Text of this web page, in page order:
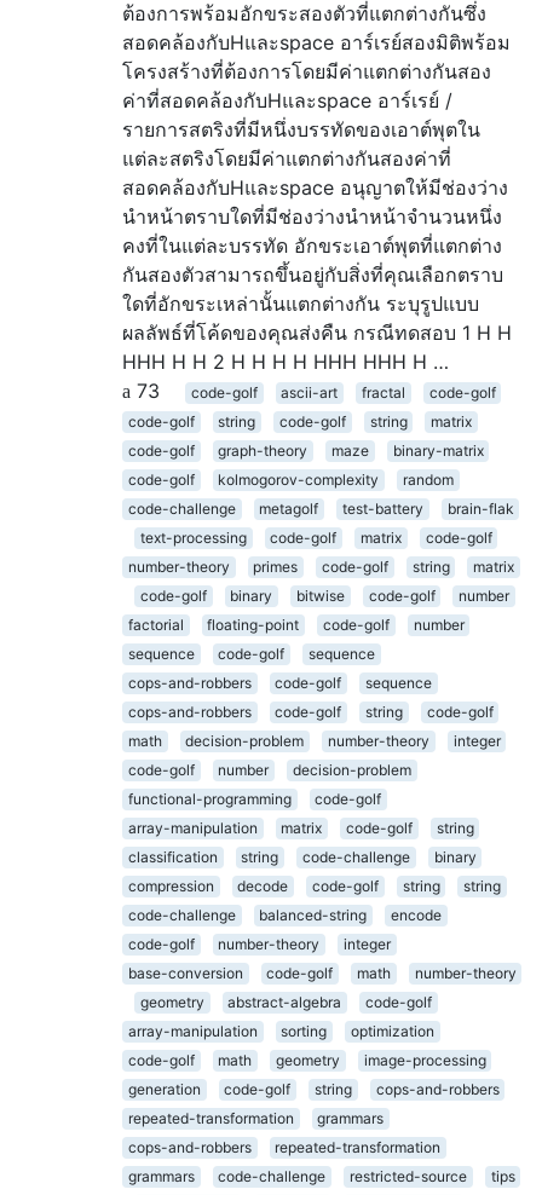
ต้องการพร้อมอักขระสองตัวที่แตกต่างกันซึ่ง
สอดคล้องกับHและspace อาร์เรย์สองมิติพร้อม
โครงสร้างที่ต้องการโดยมีค่าแตกต่างกันสอง
ค่าที่สอดคล้องกับHและspace อาร์เรย์ /
รายการสตริงที่มีหนึ่งบรรทัดของเอาต์พุตใน
แต่ละสตริงโดยมีค่าแตกต่างกันสองค่าที่
สอดคล้องกับHและspace อนุญาตให้มีช่องว่าง
นำหน้าตราบใดที่มีช่องว่างนำหน้าจำนวนหนึ่ง
คงที่ในแต่ละบรรทัด อักขระเอาต์พุตที่แตกต่าง
กันสองตัวสามารถขึ้นอยู่กับสิ่งที่คุณเลือกตราบ
ใดที่อักขระเหล่านั้นแตกต่างกัน ระบุรูปแบบ
ผลลัพธ์ที่โค้ดของคุณส่งคืน กรณีทดสอบ 1 H H
HHH H H 2 H H H H HHH HHH H …
73
code-golf ascii-art fractal
code-golf
code-golf
string code-golf string
matrix
code-golf
graph-theory maze
binary-matrix
code-golf
kolmogorov-complexity
random
code-challenge
metagolf test-battery
brain-flak
text-processing
code-golf matrix
code-golf
number-theory
primes code-golf string
matrix
code-golf
binary bitwise code-golf
number
factorial
floating-point code-golf
number
sequence
code-golf
sequence
cops-and-robbers
code-golf
sequence
cops-and-robbers
code-golf string
code-golf
math
decision-problem number-theory
integer
code-golf
number
decision-problem
functional-programming
code-golf
array-manipulation
matrix code-golf
string
classification
string code-challenge
binary
compression
decode code-golf string
string
code-challenge
balanced-string
encode
code-golf
number-theory
integer
base-conversion
code-golf math
number-theory
geometry
abstract-algebra
code-golf
array-manipulation
sorting
optimization
code-golf
math geometry
image-processing
generation
code-golf string
cops-and-robbers
repeated-transformation
grammars
cops-and-robbers
repeated-transformation
grammars
code-challenge restricted-source
tips